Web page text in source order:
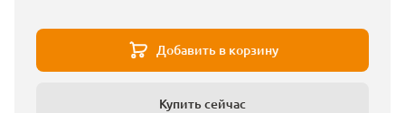
Добавить в корзину
Купить сейчас